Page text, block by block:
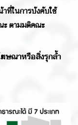
ที่ในการบังคับใช้
ะ ตามมติคณะ
ฆษณาหรือสิ่งรุกล้ำ